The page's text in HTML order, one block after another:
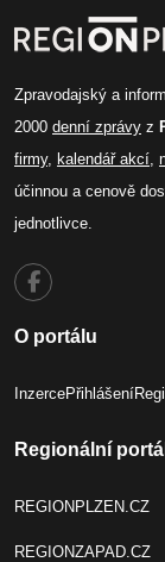
Zpravodajský a
2000 denní zprávy z
firmy, kalendář akcí,
účinnou a cenově
jednotlivce.
O portálu
InzercePřihlášení
Regionální
REGIONPLZEN.CZ
REGIONZAPAD.CZ